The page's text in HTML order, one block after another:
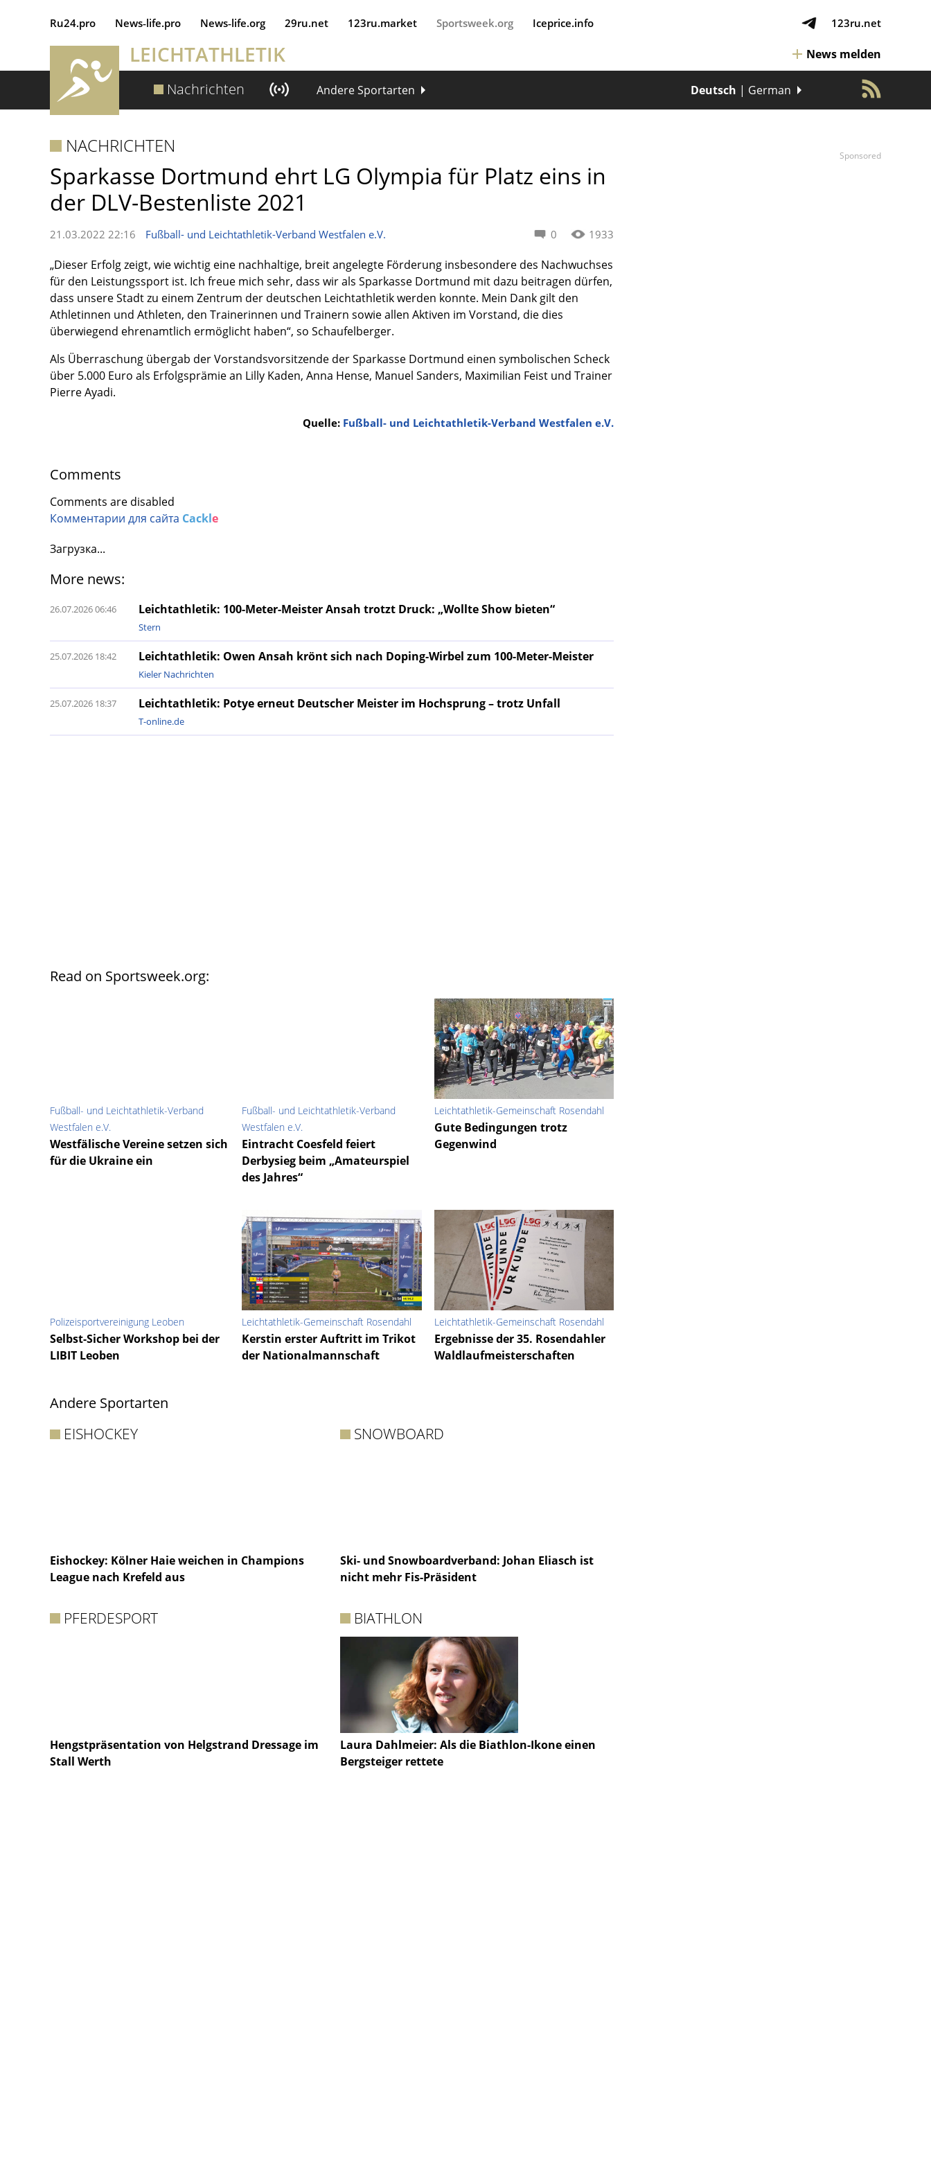
Ru24.pro News‑life.pro News‑life.org 29ru.net 123ru.market Sportsweek.org Iceprice.info 123ru.net
LEICHTATHLETIK News melden
Nachrichten Andere Sportarten Deutsch | German
NACHRICHTEN
Sparkasse Dortmund ehrt LG Olympia für Platz eins in
der DLV-Bestenliste 2021
0 1933
21.03.2022 22:16 Fußball- und Leichtathletik-Verband Westfalen e.V.
„Dieser Erfolg zeigt, wie wichtig eine nachhaltige, breit angelegte Förderung insbesondere des Nachwuchses
für den Leistungssport ist. Ich freue mich sehr, dass wir als Sparkasse Dortmund mit dazu beitragen dürfen,
dass unsere Stadt zu einem Zentrum der deutschen Leichtathletik werden konnte. Mein Dank gilt den
Athletinnen und Athleten, den Trainerinnen und Trainern sowie allen Aktiven im Vorstand, die dies
überwiegend ehrenamtlich ermöglicht haben“, so Schaufelberger.
Als Überraschung übergab der Vorstandsvorsitzende der Sparkasse Dortmund einen symbolischen Scheck
über 5.000 Euro als Erfolgsprämie an Lilly Kaden, Anna Hense, Manuel Sanders, Maximilian Feist und Trainer
Pierre Ayadi.
Quelle: Fußball- und Leichtathletik-Verband Westfalen e.V.
Comments
Comments are disabled
Комментарии для сайта Cackle
Загрузка...
More news:
Leichtathletik: 100-Meter-Meister Ansah trotzt Druck: „Wollte Show bieten“
26.07.2026 06:46
Stern
Leichtathletik: Owen Ansah krönt sich nach Doping-Wirbel zum 100-Meter-Meister
25.07.2026 18:42
Kieler Nachrichten
Leichtathletik: Potye erneut Deutscher Meister im Hochsprung – trotz Unfall
25.07.2026 18:37
T-online.de
Read on Sportsweek.org:
Fußball- und Leichtathletik-Verband
Westfalen e.V.
Westfälische Vereine setzen sich
für die Ukraine ein
Fußball- und Leichtathletik-Verband
Westfalen e.V.
Eintracht Coesfeld feiert
Derbysieg beim „Amateurspiel
des Jahres“
Leichtathletik-Gemeinschaft Rosendahl
Gute Bedingungen trotz
Gegenwind
Polizeisportvereinigung Leoben
Selbst-Sicher Workshop bei der
LIBIT Leoben
Leichtathletik-Gemeinschaft Rosendahl
Kerstin erster Auftritt im Trikot
der Nationalmannschaft
Leichtathletik-Gemeinschaft Rosendahl
Ergebnisse der 35. Rosendahler
Waldlaufmeisterschaften
Andere Sportarten
EISHOCKEY
Eishockey: Kölner Haie weichen in Champions
League nach Krefeld aus
SNOWBOARD
Ski- und Snowboardverband: Johan Eliasch ist
nicht mehr Fis-Präsident
PFERDESPORT
Hengstpräsentation von Helgstrand Dressage im
Stall Werth
BIATHLON
Laura Dahlmeier: Als die Biathlon-Ikone einen
Bergsteiger rettete
Sponsored